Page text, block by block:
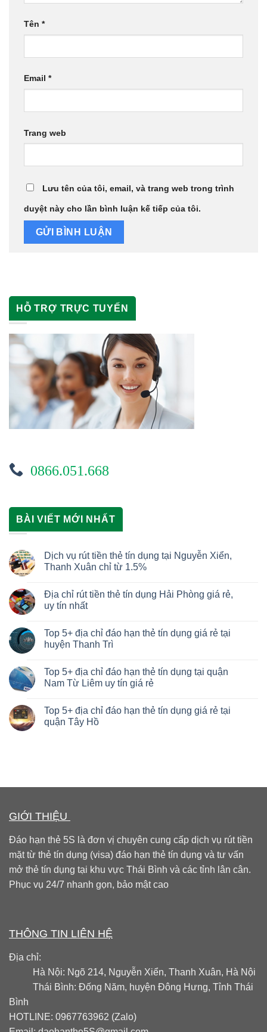
Tên *
Email *
Trang web
Lưu tên của tôi, email, và trang web trong trình
duyệt này cho lần bình luận kế tiếp của tôi.
HỖ TRỢ TRỰC TUYẾN
0866.051.668
BÀI VIẾT MỚI NHẤT
Dịch vụ rút tiền thẻ tín dụng tại Nguyễn Xiển,
Thanh Xuân chỉ từ 1.5%
Địa chỉ rút tiền thẻ tín dụng Hải Phòng giá rẻ,
uy tín nhất
Top 5+ địa chỉ đáo hạn thẻ tín dụng giá rẻ tại
huyện Thanh Trì
Top 5+ địa chỉ đáo hạn thẻ tín dụng tại quận
Nam Từ Liêm uy tín giá rẻ
Top 5+ địa chỉ đáo hạn thẻ tín dụng giá rẻ tại
quận Tây Hồ
GIỚI THIỆU
Đáo hạn thẻ 5S là đơn vị chuyên cung cấp dịch vụ rút tiền
mặt từ thẻ tín dụng (visa) đáo hạn thẻ tín dụng và tư vấn
mở thẻ tín dụng tại khu vực Thái Bình và các tỉnh lân cân.
Phục vụ 24/7 nhanh gọn, bảo mật cao
THÔNG TIN LIÊN HỆ
Địa chỉ:
Hà Nội: Ngõ 214, Nguyễn Xiển, Thanh Xuân, Hà Nội
Thái Bình: Đống Năm, huyện Đông Hưng, Tỉnh Thái
Bình
HOTLINE: 0967763962 (Zalo)